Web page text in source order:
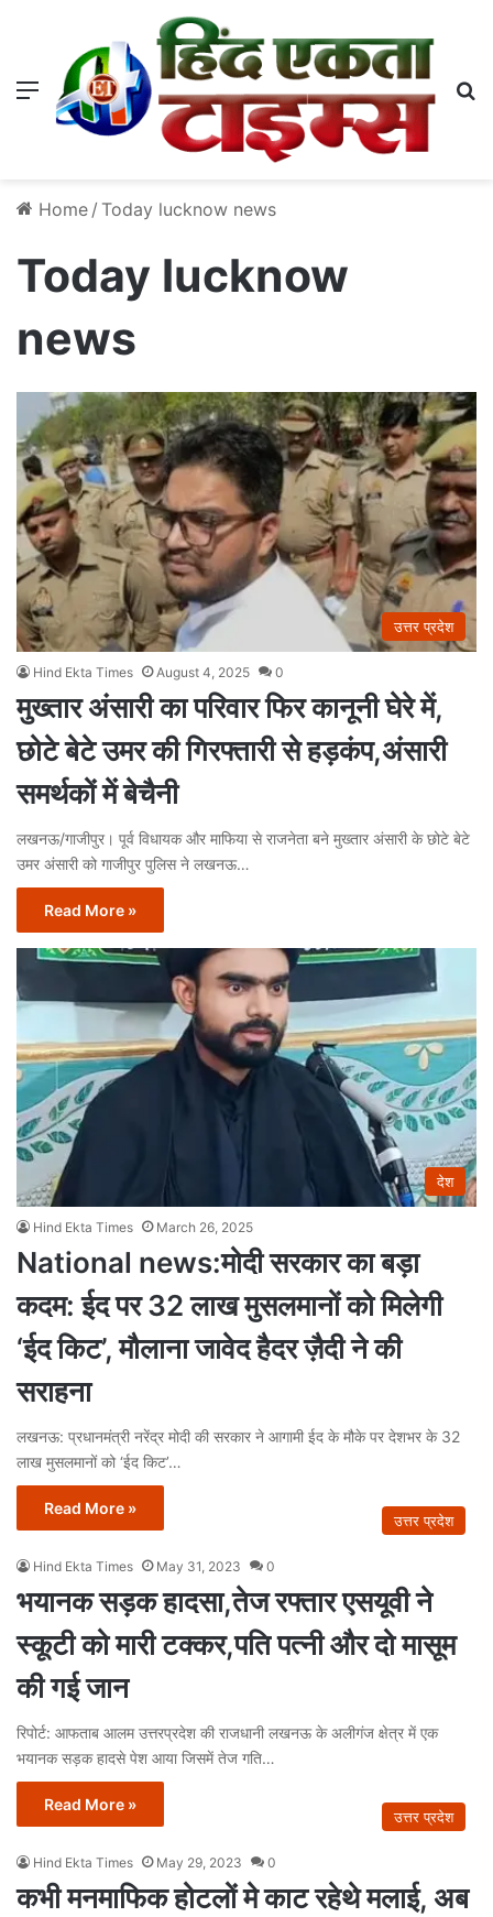
Menu
Home / Today lucknow news
Today lucknow
news
उत्तर प्रदेश
Hind Ekta Times August 4, 2025 0
मुख्तार अंसारी का परिवार फिर कानूनी घेरे में,
छोटे बेटे उमर की गिरफ्तारी से हड़कंप,अंसारी
समर्थकों में बेचैनी
लखनऊ/गाजीपुर। पूर्व विधायक और माफिया से राजनेता बने मुख्तार अंसारी के छोटे बेटे
उमर अंसारी को गाजीपुर पुलिस ने लखनऊ…
Read More »
देश
Hind Ekta Times March 26, 2025
National news:मोदी सरकार का बड़ा
कदम: ईद पर 32 लाख मुसलमानों को मिलेगी
‘ईद किट’, मौलाना जावेद हैदर ज़ैदी ने की
सराहना
लखनऊ: प्रधानमंत्री नरेंद्र मोदी की सरकार ने आगामी ईद के मौके पर देशभर के 32
लाख मुसलमानों को ‘ईद किट’…
Read More »
उत्तर प्रदेश
Hind Ekta Times May 31, 2023 0
भयानक सड़क हादसा,तेज रफ्तार एसयूवी ने
स्कूटी को मारी टक्कर,पति पत्नी और दो मासूम
की गई जान
रिपोर्ट: आफताब आलम उत्तरप्रदेश की राजधानी लखनऊ के अलीगंज क्षेत्र में एक
भयानक सड़क हादसे पेश आया जिसमें तेज गति…
Read More »
उत्तर प्रदेश
Hind Ekta Times May 29, 2023 0
कभी मनमाफिक होटलों मे काट रहेथे मलाई, अब